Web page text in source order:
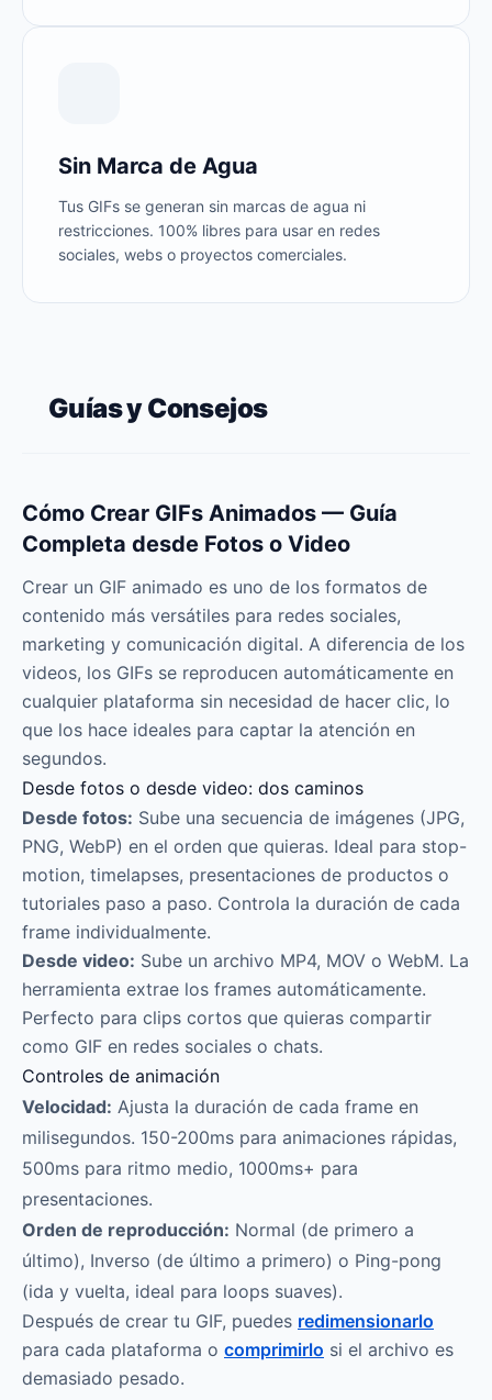
Sin Marca de Agua
Tus GIFs se generan sin marcas de agua ni
restricciones. 100% libres para usar en redes
sociales, webs o proyectos comerciales.
Guías y Consejos
Cómo Crear GIFs Animados — Guía
Completa desde Fotos o Video
Crear un GIF animado es uno de los formatos de
contenido más versátiles para redes sociales,
marketing y comunicación digital. A diferencia de los
videos, los GIFs se reproducen automáticamente en
cualquier plataforma sin necesidad de hacer clic, lo
que los hace ideales para captar la atención en
segundos.
Desde fotos o desde video: dos caminos
Desde fotos: Sube una secuencia de imágenes (JPG,
PNG, WebP) en el orden que quieras. Ideal para stop-
motion, timelapses, presentaciones de productos o
tutoriales paso a paso. Controla la duración de cada
frame individualmente.
Desde video: Sube un archivo MP4, MOV o WebM. La
herramienta extrae los frames automáticamente.
Perfecto para clips cortos que quieras compartir
como GIF en redes sociales o chats.
Controles de animación
Velocidad: Ajusta la duración de cada frame en
milisegundos. 150-200ms para animaciones rápidas,
500ms para ritmo medio, 1000ms+ para
presentaciones.
Orden de reproducción: Normal (de primero a
último), Inverso (de último a primero) o Ping-pong
(ida y vuelta, ideal para loops suaves).
Después de crear tu GIF, puedes redimensionarlo
para cada plataforma o comprimirlo si el archivo es
demasiado pesado.